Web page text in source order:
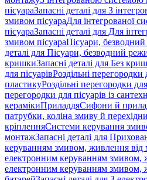
пісуараЗапасні деталі для З
змивом пісуараДля інтегрованої
пісуараЗапасні деталі для Для
змивом пісуараПісуари,
деталі для Пісуари, безводний
кришкиЗапасні деталі для Без
для пісуарівРоздільні перегородки
пластикуРоздільні перегородки для
перегородки для пісуарів із
керамікиПриладдяСифони й
патрубки, коліна змиву й
кріпленняСистеми керування
монтажЗапасні деталі для
керуванням змивом, живлення від
електронним керуванням змивом,
електронним керуванням змивом,